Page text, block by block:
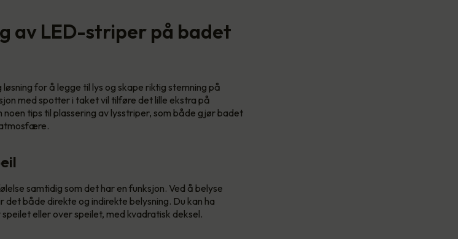
av LED-striper på badet
for å legge til lys og skape riktig stemning på
med spotter i taket vil tilføre det lille ekstra på
tips til plassering av lysstriper, som både gjør badet
samtidig som det har en funksjon. Ved å belyse
både direkte og indirekte belysning. Du kan ha
eller over speilet, med kvadratisk deksel.